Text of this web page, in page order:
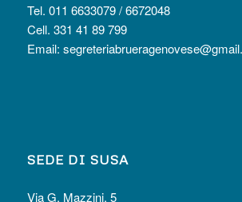
Tel. 011 6633079 / 6672048
Cell. 331 41 89 799
Email:
SEDE DI SUSA
Via G. Mazzini, 5